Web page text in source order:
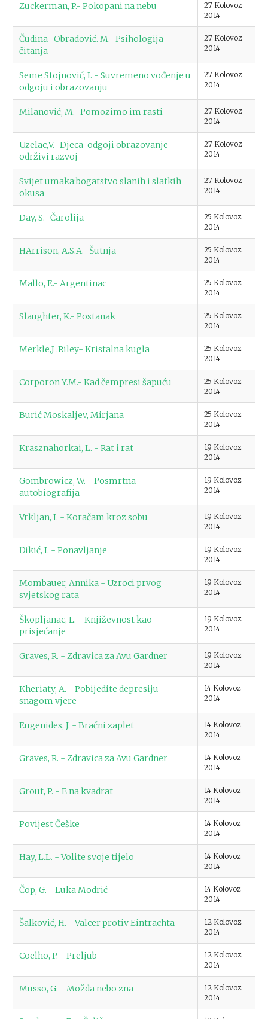
Zuckerman, P.- Pokopani na nebu
27 Kolovoz
2014
Čudina- Obradović. M.- Psihologija
čitanja
27 Kolovoz
2014
Seme Stojnović, I. - Suvremeno vođenje u
odgoju i obrazovanju
27 Kolovoz
2014
Milanović, M.- Pomozimo im rasti
27 Kolovoz
2014
Uzelac,V.- Djeca-odgoji obrazovanje-
održivi razvoj
27 Kolovoz
2014
Svijet umaka:bogatstvo slanih i slatkih
okusa
27 Kolovoz
2014
Day, S.- Čarolija
25 Kolovoz
2014
HArrison, A.S.A.- Šutnja
25 Kolovoz
2014
Mallo, E.- Argentinac
25 Kolovoz
2014
Slaughter, K.- Postanak
25 Kolovoz
2014
Merkle,J .Riley- Kristalna kugla
25 Kolovoz
2014
Corporon Y.M.- Kad čempresi šapuću
25 Kolovoz
2014
Burić Moskaljev, Mirjana
25 Kolovoz
2014
Krasznahorkai, L. - Rat i rat
19 Kolovoz
2014
Gombrowicz, W. - Posmrtna
autobiografija
19 Kolovoz
2014
Vrkljan, I. - Koračam kroz sobu
19 Kolovoz
2014
Đikić, I. - Ponavljanje
19 Kolovoz
2014
Mombauer, Annika - Uzroci prvog
svjetskog rata
19 Kolovoz
2014
Škopljanac, L. - Književnost kao
prisjećanje
19 Kolovoz
2014
Graves, R. - Zdravica za Avu Gardner
19 Kolovoz
2014
Kheriaty, A. - Pobijedite depresiju
snagom vjere
14 Kolovoz
2014
Eugenides, J. - Bračni zaplet
14 Kolovoz
2014
Graves, R. - Zdravica za Avu Gardner
14 Kolovoz
2014
Grout, P. - E na kvadrat
14 Kolovoz
2014
Povijest Češke
14 Kolovoz
2014
Hay, L.L. - Volite svoje tijelo
14 Kolovoz
2014
Čop, G. - Luka Modrić
14 Kolovoz
2014
Šalković, H. - Valcer protiv Eintrachta
12 Kolovoz
2014
Coelho, P. - Preljub
12 Kolovoz
2014
Musso, G. - Možda nebo zna
12 Kolovoz
2014